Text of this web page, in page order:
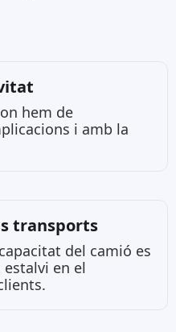
hem de
i amb la
transports
del camió es
en el